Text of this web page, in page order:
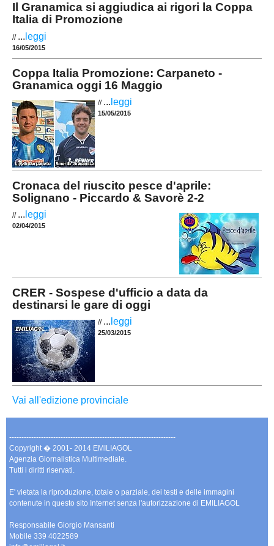
Il Granamica si aggiudica ai rigori la Coppa
Italia di Promozione
// ... leggi
16/05/2015
Coppa Italia Promozione: Carpaneto -
Granamica oggi 16 Maggio
// ... leggi
15/05/2015
Cronaca del riuscito pesce d'aprile:
Solignano - Piccardo & Savorè 2-2
// ... leggi
02/04/2015
CRER - Sospese d'ufficio a data da
destinarsi le gare di oggi
// ... leggi
25/03/2015
Vai all'edizione provinciale
--------------------------------------------------------------------
Copyright � 2001- 2014 EMILIAGOL
Agenzia Giornalistica Multimediale.
Tutti i diritti riservati.
E' vietata la riproduzione, totale o parziale, dei testi e delle immagini
contenute in questo sito Internet senza l'autorizzazione di EMILIAGOL
Responsabile Giorgio Mansanti
Mobile 339 4022589